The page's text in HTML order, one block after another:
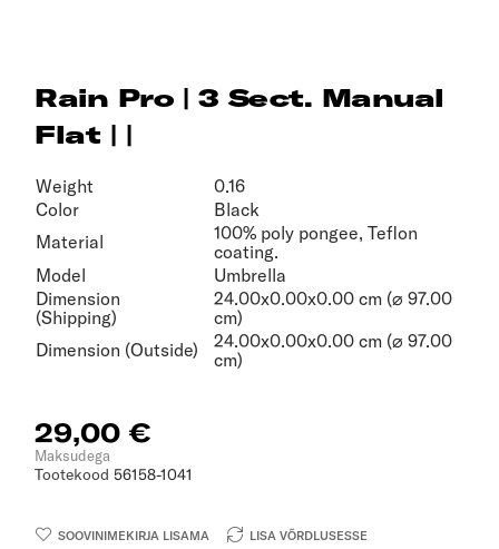
Rain Pro | 3 Sect. Manual
Flat | |
Weight
0.16
Color
Black
Material
100% poly pongee, Teflon
coating.
Model
Umbrella
Dimension
(Shipping)
24.00x0.00x0.00 cm (⌀ 97.00
cm)
Dimension (Outside)
24.00x0.00x0.00 cm (⌀ 97.00
cm)
29,00 €
Maksudega
Tootekood 56158-1041
SOOVINIMEKIRJA LISAMA LISA VÕRDLUSESSE